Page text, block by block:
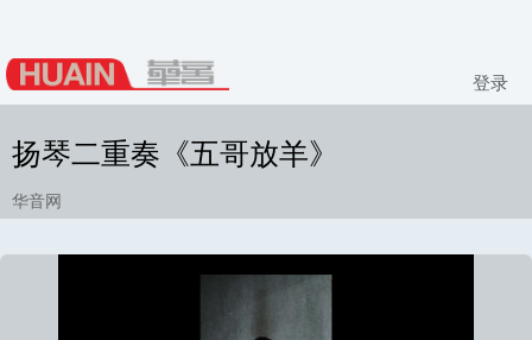
登录
扬琴二重奏《五哥放羊》
华音网